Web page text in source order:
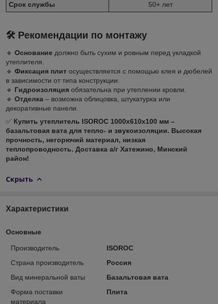
Срок службы 50+ лет
🛠️ Рекомендации по монтажу
🔹 Основание должно быть сухим и ровным перед укладкой
утеплителя.
🔹 Фиксация плит осуществляется с помощью клея и дюбелей
в зависимости от типа конструкции.
🔹 Гидроизоляция обязательна при утеплении кровли.
🔹 Отделка – возможна облицовка, штукатурка или
декоративные панели.
✅ Купить утеплитель ISOROC 1000х610х100 мм –
базальтовая вата для тепло- и звукоизоляции. Высокая
прочность, негорючий материал, низкая
теплопроводность. Доставка а/г Хатежино, Минский
район!
Скрыть
Характеристики
Основные
Производитель
ISOROC
Страна производитель
Россия
Вид минеральной ваты
Базальтовая вата
Форма поставки
материала
Плита